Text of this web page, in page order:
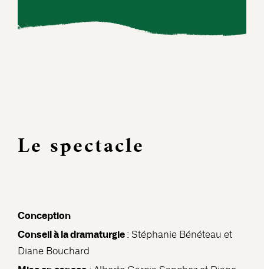
Le spectacle
Conception
Conseil à la dramaturgie : Stéphanie Bénéteau et
Diane Bouchard